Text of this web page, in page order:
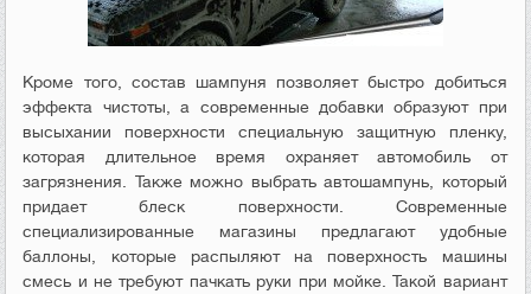
Кроме того, состав шампуня позволяет быстро добиться
эффекта чистоты, а современные добавки образуют при
высыхании поверхности специальную защитную пленку,
которая длительное время охраняет автомобиль от
загрязнения. Также можно выбрать автошампунь, который
придает блеск поверхности. Современные
специализированные магазины предлагают удобные
баллоны, которые распыляют на поверхность машины
смесь и не требуют пачкать руки при мойке. Такой вариант